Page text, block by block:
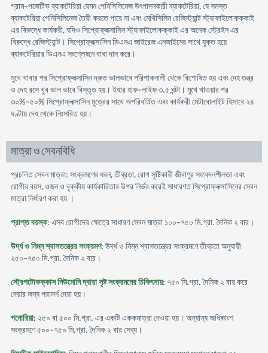
গ্রাম-পজেটিভ ব্যাকটেরিয়া যেমন পেনিসিলিনেজ উৎপাদনকারী ব্যাকটেরিয়া, যে সমস্ত
ব্যাকটেরিয়া পেনিসিলিনেজ তৈরী করতে পারে না এবং মেথিসিলিন রেজিস্ট্যান্ট স্ট্যাফাইলোকক্কাই
এর বিরুদ্ধে কার্যকরী, যদিও সিপ্রোফ্লক্সাসিন স্ট্যাফাইলোকক্কাই এর অনেক স্ট্রেইন এর
বিরুদ্ধে রেজিস্ট্যান্ট। সিপ্রোফ্লক্সাসিন ডিএনএ জাইরেজ এনজাইমের সাথে যুক্ত হয়ে
ব্যাকটেরিয়ার ডিএনএ সংশ্লেষনে বাধা দান করে।
মুখে খাবার পর সিপ্রোফ্লক্সাসিন দ্রুত ভালভাবে পরিপাকনালী থেকে বিশোষিত হয় এবং দেহ তন্ত্র
ও দেহ রসে খুব ভাল ভাবে বিস্তৃত হয়। ইহার হাফ-লাইফ ৩.৫ ঘন্টা। মুখে খাওয়ার পর
৩০%-৫০% সিপ্রোফ্লক্সাসিন মুত্রের সাথে অপরিবর্তিত এবং কার্যকরী মেটাবোলাইট হিসাবে ২৪
ঘণ্টায় দেহ থেকে নিঃসরিত হয়।
মাত্রা ও সেবনবিধি
প্রচলিত সেবন মাত্রা: সংক্রমণের ধরন, তীব্রতা, রোগ সৃষ্টিকারী জীবাণুর সংবেদনশীলতা এবং
রোগীর বয়স, ওজন ও বৃক্কীয় কার্যকারিতার উপর নির্ভর করেই সাধারণত সিপ্রোফ্লক্সাসিনের সেবন
মাত্রা নির্ধারণ করা হয় ।
প্রাপ্ত বয়স্ক: এসব রোগীদের ক্ষেত্রে সাধারণ সেবন মাত্রা ১০০-৭৫০ মি.গ্রা. দৈনিক ২ বার।
উর্দ্ধ ও নিম্ন শ্বাসতন্ত্রের সংক্রমণ: উর্দ্ধ ও নিম্ন শ্বাসতন্ত্রের সংক্রমণে তীব্রতা অনুযায়ী
২৫০-৭৫০ মি.গ্রা. দৈনিক ২ বার।
স্ট্রেপটোকক্কাস নিউমোনি দ্বারা সৃষ্ট সংক্রমনের চিকিৎসায়: ৭৫০ মি.গ্রা. দৈনিক ২ বার করে
দেয়ার জন্য পরামর্শ দেয়া হয়।
গনোরিয়া: ২৫০ বা ৫০০ মি.গ্রা. এর একটি এককমাত্রা দেওয়া হয়। অন্যান্য অধিকাংশ
সংক্রমণে ৫০০-৭৫০ মি.গ্রা. দৈনিক ২ বার সেব্য।